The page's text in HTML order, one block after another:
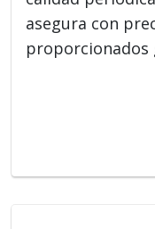
asegura con